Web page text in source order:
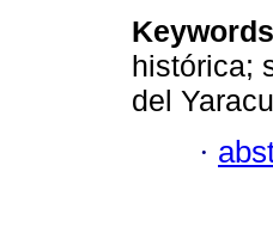
histórica;
del
·